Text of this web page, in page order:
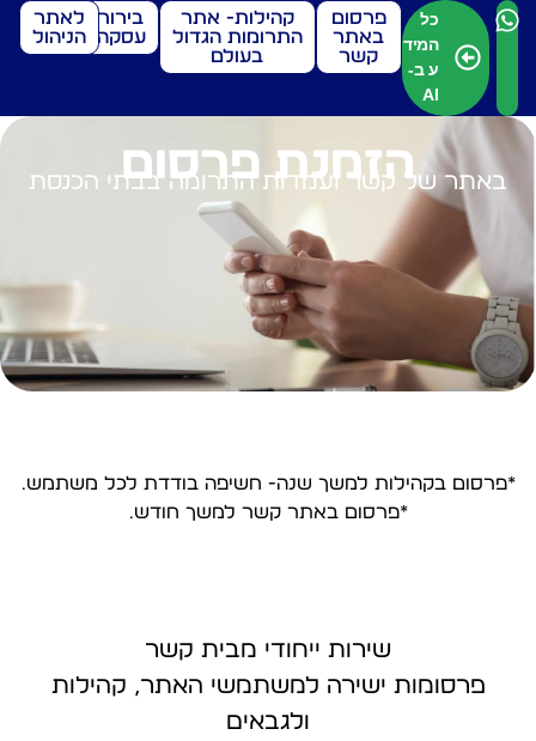
כל
המיד
ע ב-
AI
פרסום
באתר
קשר
קהילות- אתר
התרומות הגדול
בעולם
בירור
עסקה
לאתר
הניהול
הזמנת פרסום
באתר של קשר ועמדות התרומה בבתי הכנסת
*פרסום בקהילות למשך שנה- חשיפה בודדת לכל משתמש.
*פרסום באתר קשר למשך חודש.
שירות ייחודי מבית קשר
פרסומות ישירה למשתמשי האתר, קהילות
ולגבאים